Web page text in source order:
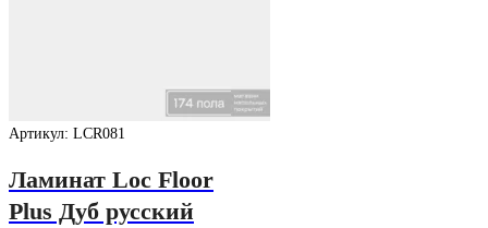
Артикул: LCR081
Ламинат Loc Floor
Plus Дуб русский